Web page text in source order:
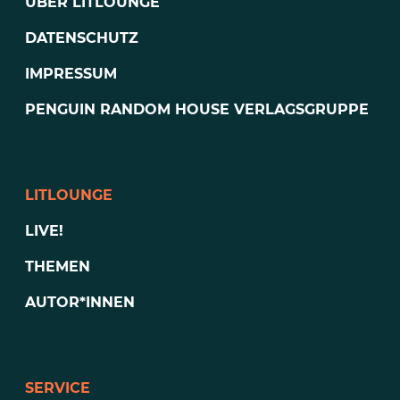
DATENSCHUTZ
IMPRESSUM
PENGUIN RANDOM HOUSE VERLAGSGRUPPE
LITLOUNGE
LIVE!
THEMEN
AUTOR*INNEN
SERVICE